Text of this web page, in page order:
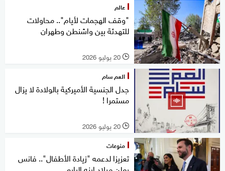
عالم
"وقف الهجمات لأيام".. محاولات
للتهدئة بين واشنطن وطهران
l 20 يوليو 2026
العم سام
جدل الجنسية الأميركية بالولادة لا يزال
مستمرا !
l 20 يوليو 2026
منوعات
تعزيزا لدعمه "زيادة الأطفال".. فانس